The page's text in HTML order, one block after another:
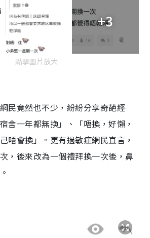
+3
點擊圖片放大
民竟然也不少，紛紛分享奇葩經
舍一年都無換」、「唔換，好懶，
唔會換」。更有過敏症網民直言，
，後來改為一個禮拜換一次後，鼻